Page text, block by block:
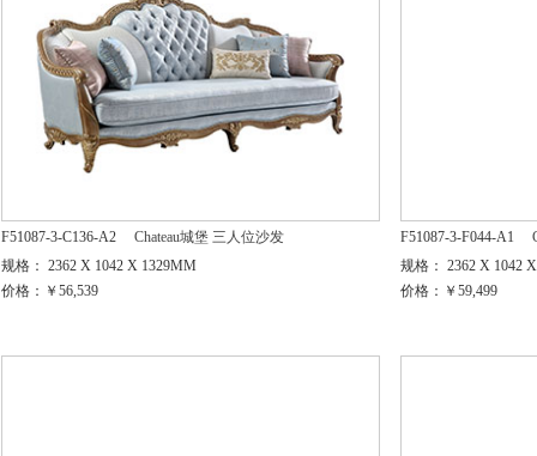
F51087-3-C136-A2
Chateau城堡 三人位沙发
规格： 2362 X 1042 X 1329MM
价格：￥56,539
F51087-3-F044-A1
规格： 2362 X 1042
价格：￥59,499